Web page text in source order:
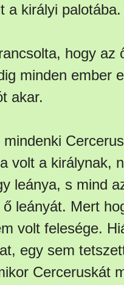
a királyi palotába.
hogy az
minden ember
akar.
volt a királynak,
leánya, s mind
leányát. Mert
volt felesége.
egy sem
Cerceruskát